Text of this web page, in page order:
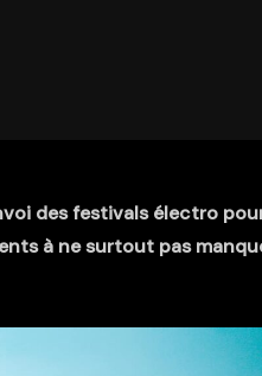
des festivals électro
à ne surtout pas